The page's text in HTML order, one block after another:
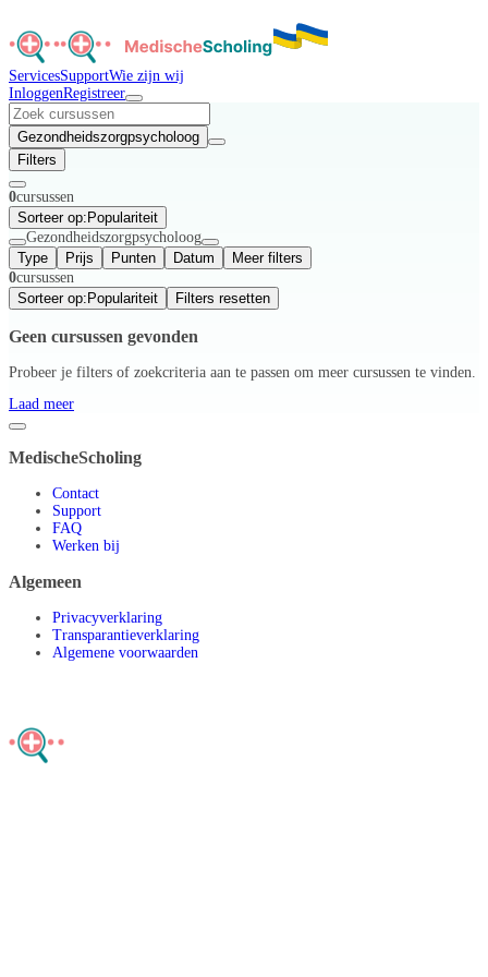
ServicesSupportWie zijn wij
InloggenRegistreer
Gezondheidszorgpsycholoog
Filters
0cursussen
Sorteer op: Populariteit
Gezondheidszorgpsycholoog
Type
Prijs Punten Datum
Meer filters
0cursussen
Sorteer op: Populariteit Filters resetten
Geen cursussen gevonden
Probeer je filters of zoekcriteria aan te passen om meer cursussen te vinden.
Laad meer
MedischeScholing
Contact
Support
FAQ
Werken bij
Algemeen
Privacyverklaring
Transparantieverklaring
Algemene voorwaarden